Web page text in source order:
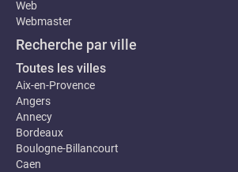
Web
Webmaster
Recherche par ville
Toutes les villes
Aix-en-Provence
Angers
Annecy
Bordeaux
Boulogne-Billancourt
Caen